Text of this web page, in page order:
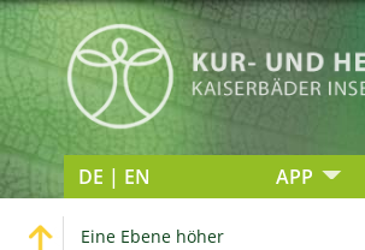
DE | EN APP
Eine Ebene höher